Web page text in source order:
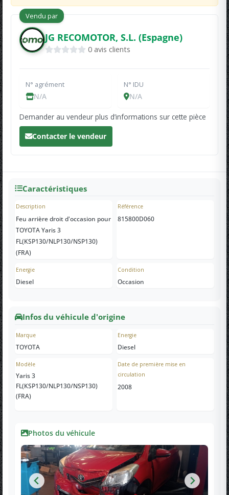
Vendu par
JG RECOMOTOR, S.L. (Espagne)
0 avis clients
N° agrément
N/A
N° IDU
N/A
Demander au vendeur plus d’informations sur cette pièce
Contacter le vendeur
Caractéristiques
Description
Feu arrière droit d'occasion pour
TOYOTA Yaris 3
FL(KSP130/NLP130/NSP130)
(FRA)
Référence
815800D060
Energie
Diesel
Condition
Occasion
Infos du véhicule d'origine
Marque
TOYOTA
Energie
Diesel
Modèle
Yaris 3
FL(KSP130/NLP130/NSP130)
(FRA)
Date de première mise en
circulation
2008
Photos du véhicule